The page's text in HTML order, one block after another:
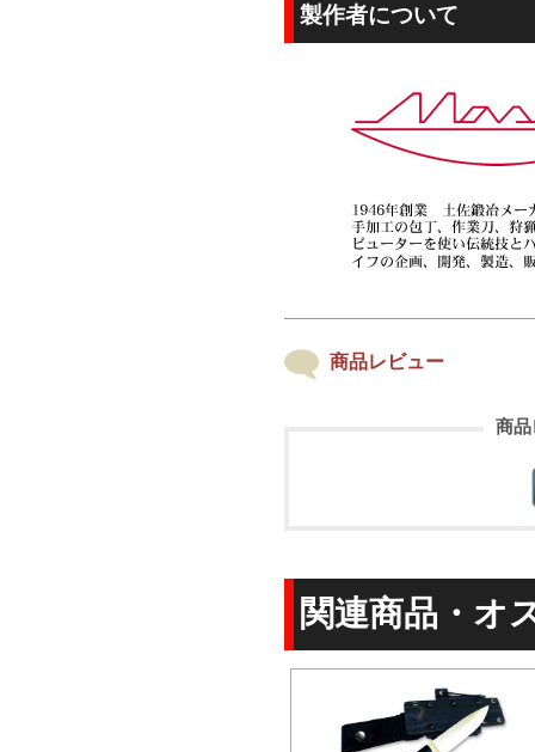
製作者について
商品レビュー
商品
関連商品・オ